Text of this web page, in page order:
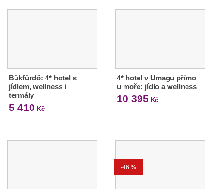
Bükfürdő: 4* hotel s
jídlem, wellness i
termály
5 410 Kč
4* hotel v Umagu přímo
u moře: jídlo a wellness
10 395 Kč
-46 %